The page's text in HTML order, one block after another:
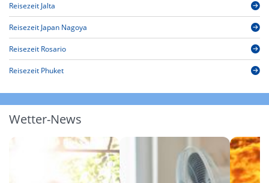
Reisezeit Jalta
Reisezeit Japan Nagoya
Reisezeit Rosario
Reisezeit Phuket
Wetter-News